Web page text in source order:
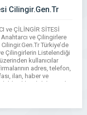
Cilingir.Gen.Tr
ve ÇİLİNGİR SİTESİ
ve Çilingirlere
Türkiye’de
Çilingirlerin Listelendiği
kullanıcılar
adres, telefon,
ilan, haber ve
ekleyebilirler. Web